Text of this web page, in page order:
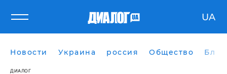
UA
Новости Украина россия Общество
ДИАЛОГ